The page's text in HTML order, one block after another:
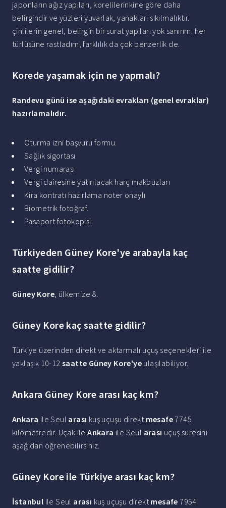
japonların ağız yapıları, korelilerinkine göre daha
belirgindir ve yüzleri yuvarlak, yanakları sıkılmalıktır.
çinlilerin genel, belirgin bir surat yapıları yok sanırım. her
türlüsüne rastladım, farklılık da çok benzerlik de.
Korede yaşamak için ne yapmalı?
Randevu günü ise aşağıdaki evrakları (genel evraklar)
hazırlamalıdır.
Oturma izni başvuru formu.
Sağlık sigortası
Vergi numarası
Vergi dairesine yatırılacak harç makbuzları
Kira kontratı hazırlama noter onaylı
Biometrik fotoğraf.
Pasaport fotokopisi.
Türkiyeden Güney Kore'ye arabayla kaç
saatte gidilir?
Güney Kore, ülkemize 8.
Güney Kore kaç saatte gidilir?
Türkiye üzerinden direkt ve aktarmalı uçuş seçenekleri ile
yaklaşık 10-12 saatte Güney Kore'ye ulaşılabiliyor.
Ankara Güney Kore arası kaç km?
Ankara ile Seul arası kuş uçuşu direkt mesafe7745
kilometredir. Uçak ileAnkara ile Seul arası uçuş süresini
aşağıdan öğrenebilirsiniz.
Güney Kore ile Türkiye arası kaç km?
İstanbul ile Seul arası kuş uçuşu direktmesafe 7954